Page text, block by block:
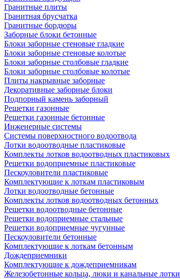
Гранитные плиты
Гранитная брусчатка
Гранитные бордюры
Заборные блоки бетонные
Блоки заборные стеновые гладкие
Блоки заборные стеновые колотые
Блоки заборные столбовые гладкие
Блоки заборные столбовые колотые
Плиты накрывные заборные
Декоративные заборные блоки
Подпорный камень заборный
Решетки газонные
Решетки газонные бетонные
Инженерные системы
Системы поверхностного водоотвода
Лотки водоотводные пластиковые
Комплекты лотков водоотводных пластиковых
Решетки водоприемные пластиковые
Пескоуловители пластиковые
Комплектующие к лоткам пластиковым
Лотки водоотводные бетонные
Комплекты лотков водоотводных бетонных
Решетки водоотводные бетонные
Решетки водоприемные стальные
Решетки водоприемные чугунные
Пескоуловители бетонные
Комплектующие к лоткам бетонным
Дождеприемники
Комплектующие к дождеприемникам
Железобетонные кольца, люки и канальные лотки